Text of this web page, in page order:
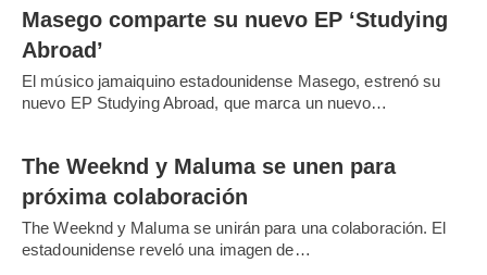
Masego comparte su nuevo EP ‘Studying
Abroad’
El músico jamaiquino estadounidense Masego, estrenó su
nuevo EP Studying Abroad, que marca un nuevo…
The Weeknd y Maluma se unen para
próxima colaboración
The Weeknd y Maluma se unirán para una colaboración. El
estadounidense reveló una imagen de…